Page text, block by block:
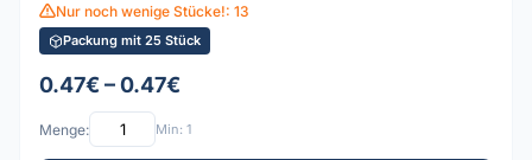
Nur noch wenige Stücke!: 13
Packung mit 25 Stück
0.47€ – 0.47€
Menge: Min: 1